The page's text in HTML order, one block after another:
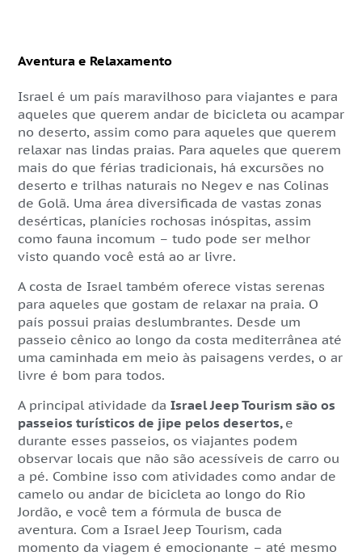
Aventura e Relaxamento
Israel é um país maravilhoso para viajantes e para
aqueles que querem andar de bicicleta ou acampar
no deserto, assim como para aqueles que querem
relaxar nas lindas praias. Para aqueles que querem
mais do que férias tradicionais, há excursões no
deserto e trilhas naturais no Negev e nas Colinas
de Golã. Uma área diversificada de vastas zonas
desérticas, planícies rochosas inóspitas, assim
como fauna incomum – tudo pode ser melhor
visto quando você está ao ar livre.
A costa de Israel também oferece vistas serenas
para aqueles que gostam de relaxar na praia. O
país possui praias deslumbrantes. Desde um
passeio cênico ao longo da costa mediterrânea até
uma caminhada em meio às paisagens verdes, o ar
livre é bom para todos.
A principal atividade da Israel Jeep Tourism são os
passeios turísticos de jipe pelos desertos, e
durante esses passeios, os viajantes podem
observar locais que não são acessíveis de carro ou
a pé. Combine isso com atividades como andar de
camelo ou andar de bicicleta ao longo do Rio
Jordão, e você tem a fórmula de busca de
aventura. Com a Israel Jeep Tourism, cada
momento da viagem é emocionante – até mesmo